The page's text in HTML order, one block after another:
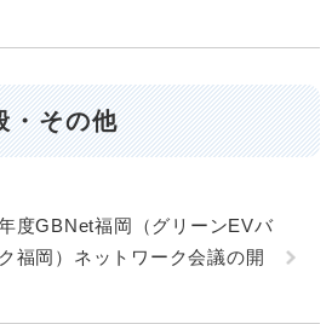
・その他
度GBNet福岡（グリーンEVバ
福岡）ネットワーク会議の開